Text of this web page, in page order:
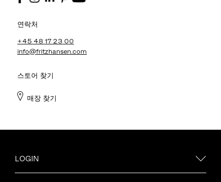
연락처
+45 48 17 23 00
info@fritzhansen.com
스토어 찾기
매장 찾기
LOGIN